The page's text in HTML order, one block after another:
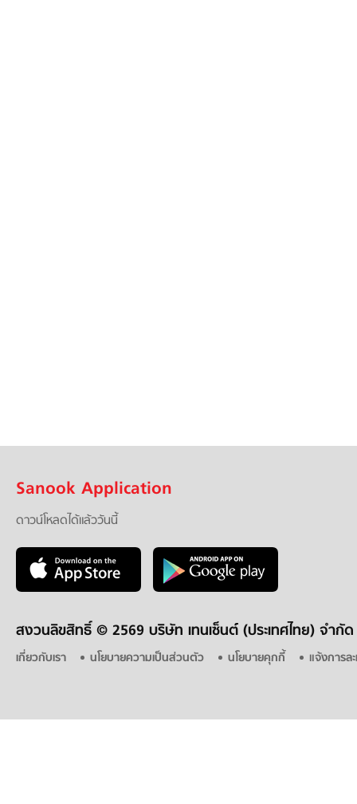
Sanook Application
ดาวน์โหลดได้แล้ววันนี้
สงวนลิขสิทธิ์ © 2569 บริษัท เทนเซ็นต์ (ประเทศไทย) จำกัด
เกี่ยวกับเรา นโยบายความเป็นส่วนตัว นโยบายคุกกี้ แจ้งการล